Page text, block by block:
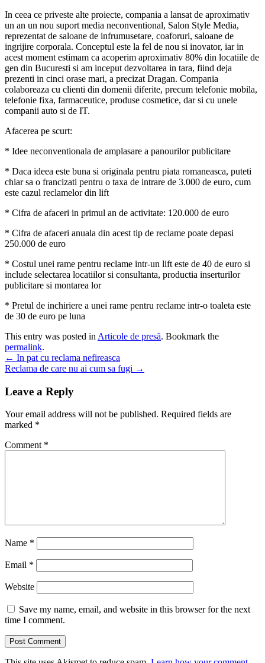
In ceea ce priveste alte proiecte, compania a lansat de aproximativ
un an un nou suport media neconventional, Salon Style Media,
reprezentat de saloane de infrumusetare, coaforuri, saloane de
ingrijire corporala. Conceptul este la fel de nou si inovator, iar in
acest moment estimam ca acoperim aproximativ 80% din locatiile de
gen din Bucuresti si am inceput dezvoltarea in tara, fiind deja
prezenti in cinci orase mari, a precizat Dragan. Compania
colaboreaza cu clienti din domenii diferite, precum telefonie mobila,
telefonie fixa, farmaceutice, produse cosmetice, dar si cu unele
companii auto si de IT.
Afacerea pe scurt:
* Idee neconventionala de amplasare a panourilor publicitare
* Daca ideea este buna si originala pentru piata romaneasca, puteti
chiar sa o francizati pentru o taxa de intrare de 3.000 de euro, cum
este cazul reclamelor din lift
* Cifra de afaceri in primul an de activitate: 120.000 de euro
* Cifra de afaceri anuala din acest tip de reclame poate depasi
250.000 de euro
* Costul unei rame pentru reclame intr-un lift este de 40 de euro si
include selectarea locatiilor si consultanta, productia inserturilor
publicitare si montarea lor
* Pretul de inchiriere a unei rame pentru reclame intr-o toaleta este
de 30 de euro pe luna
This entry was posted in Articole de presă. Bookmark the
permalink.
Post
navigation
← In pat cu reclama nefireasca
Reclama de care nu ai cum sa fugi →
Leave a Reply
Your email address will not be published. Required fields are
marked *
Comment *
Name *
Email *
Website
Save my name, email, and website in this browser for the next
time I comment.